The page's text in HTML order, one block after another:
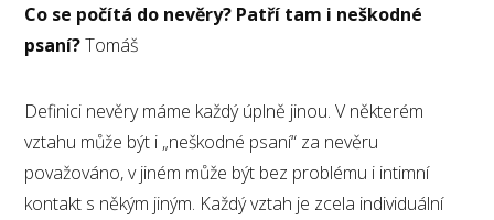
Co se počítá do nevěry? Patří tam i neškodné
psaní?Tomáš
Definici nevěry máme každý úplně jinou. V některém
vztahu může být i „neškodné psaní“ za nevěru
považováno, v jiném může být bez problému i intimní
kontakt s někým jiným. Každý vztah je zcela individuální